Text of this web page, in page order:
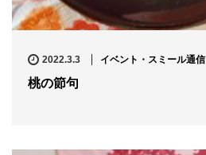
2022.3.3 イベント・スミール通信
桃の節句